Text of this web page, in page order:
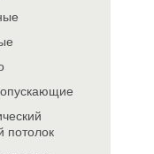
потолок